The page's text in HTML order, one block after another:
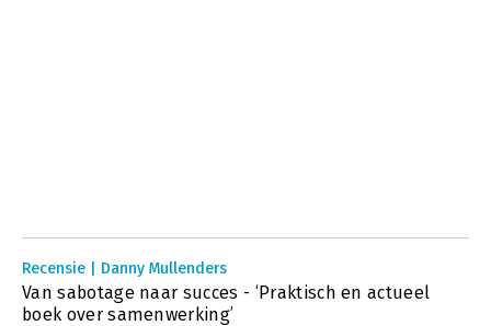
Recensie | Danny Mullenders
Van sabotage naar succes - ‘Praktisch en actueel
boek over samenwerking’